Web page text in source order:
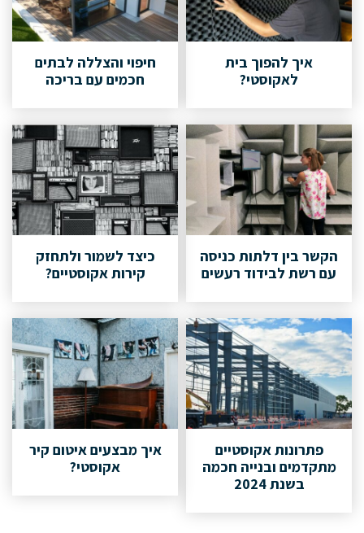
איך להפוך בית
לאקוסטי?
חיפוי והצללה לבתים
חכמים עם בריכה
הקשר בין דלתות כניסה
עם רשת לבידוד רעשים
כיצד לשמור ולתחזק
קירות אקוסטיים?
פתרונות אקוסטיים
מתקדמים ובנייה חכמה
בשנת 2024
איך מבצעים איטום קיר
אקוסטי?